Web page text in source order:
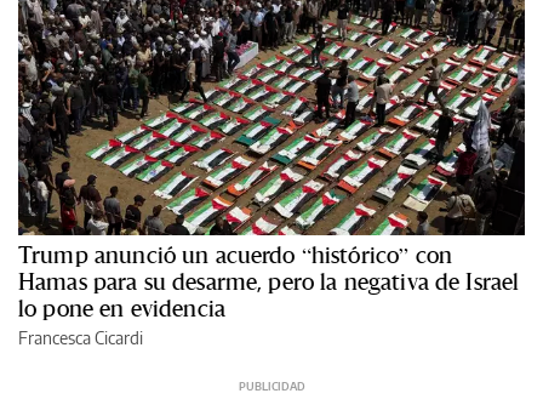
Trump anunció un acuerdo “histórico” con
Hamas para su desarme, pero la negativa de Israel
lo pone en evidencia
Francesca Cicardi